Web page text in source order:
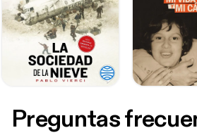
Preguntas